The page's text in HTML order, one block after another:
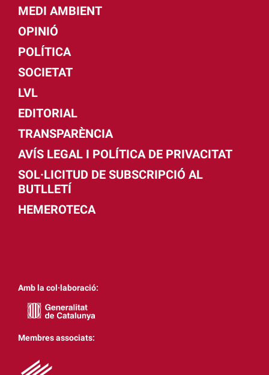
MEDI AMBIENT
OPINIÓ
POLÍTICA
SOCIETAT
LVL
EDITORIAL
TRANSPARÈNCIA
AVÍS LEGAL I POLÍTICA DE PRIVACITAT
SOL·LICITUD DE SUBSCRIPCIÓ AL
BUTLLETÍ
HEMEROTECA
Amb la col·laboració:
Membres associats: